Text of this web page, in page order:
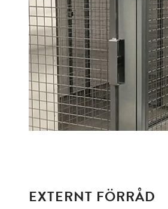
EXTERNT FÖRRÅD